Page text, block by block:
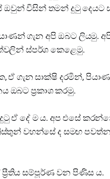
විසින් තමන් දුටු දෙයට
ගැන අපි ඔබට ලියමු.
ස්පර්ශ කෙළෙමු.
ඒ ගැන සාක්ෂි දරමින්,
ඔබට ප්‍රකාශ කරමු.
ඒ දේ ම ය. අප එසේ
වහන්සේ ද සමඟ
ප්‍රීතිය සම්පූර්ණ වන පිණිස ය.